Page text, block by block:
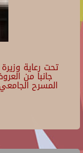
تحت رعاية
جانبا من